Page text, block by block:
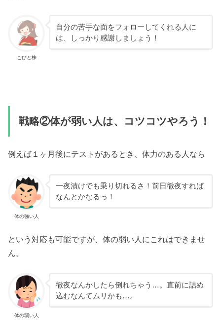
こびと株
自分の苦手な面をフォローしてくれる人に
は、しっかり感謝しましょう！
戦略②体が弱い人は、コツコツやろう！
例えば１ヶ月後にテストがあるとき、体力のある人なら
体の強い人
一夜漬けでも乗り切れるさ！前日徹夜すれば
なんとかなるっ！
という対応も可能ですが、体の弱い人にこれはできませ
ん。
体の弱い人
徹夜なんかしたら倒れちゃう…。直前に詰め
込むなんてムリかも…。